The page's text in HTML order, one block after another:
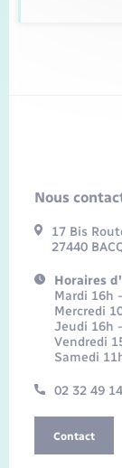
Nous
17 Bis
27440
Horaires
Mardi 16h
Mercredi
Jeudi 16h
Vendredi
Samedi
02 32 49
Contact